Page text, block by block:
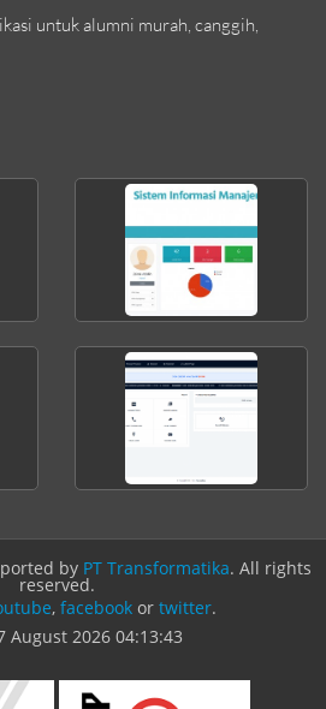
untuk alumni murah, canggih,
by PT Transformatika. All rights
reserved.
, facebook or twitter.
August 2026 04:13:43